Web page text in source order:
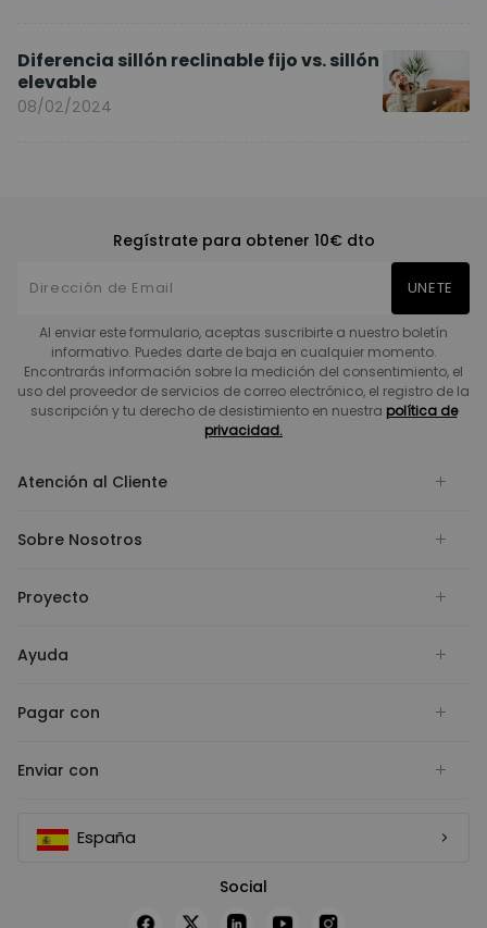
Diferencia sillón reclinable fijo vs. sillón
elevable
08/02/2024
Regístrate para obtener 10€ dto
UNETE
Al enviar este formulario, aceptas suscribirte a nuestro boletín
informativo. Puedes darte de baja en cualquier momento.
Encontrarás información sobre la medición del consentimiento, el
uso del proveedor de servicios de correo electrónico, el registro de la
suscripción y tu derecho de desistimiento en nuestra política de
privacidad.
Atención al Cliente
Sobre Nosotros
Proyecto
Ayuda
Pagar con
Enviar con
España
Social